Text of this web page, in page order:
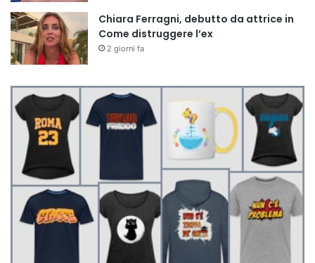
Chiara Ferragni, debutto da attrice in
Come distruggere l’ex
2 giorni fa